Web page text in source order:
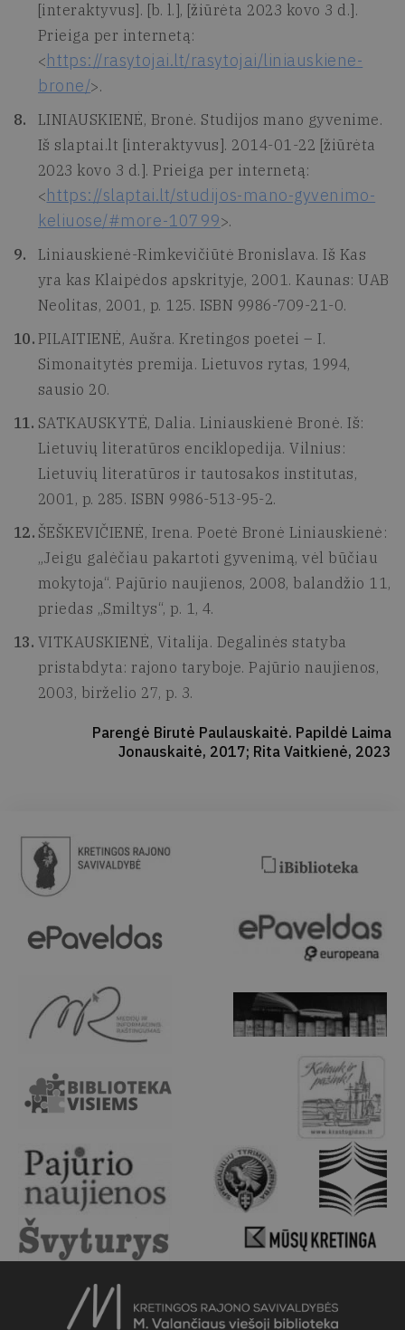
[interaktyvus]. [b. l.], [žiūrėta 2023 kovo 3 d.].
Prieiga per internetą:
<https://rasytojai.lt/rasytojai/liniauskiene-
brone/>.
LINIAUSKIENĖ, Bronė. Studijos mano gyvenime.
Iš slaptai.lt [interaktyvus]. 2014-01-22 [žiūrėta
2023 kovo 3 d.]. Prieiga per internetą:
<https://slaptai.lt/studijos-mano-gyvenimo-
keliuose/#more-10799>.
Liniauskienė-Rimkevičiūtė Bronislava. Iš Kas
yra kas Klaipėdos apskrityje, 2001. Kaunas: UAB
Neolitas, 2001, p. 125. ISBN 9986-709-21-0.
PILAITIENĖ, Aušra. Kretingos poetei – I.
Simonaitytės premija. Lietuvos rytas, 1994,
sausio 20.
SATKAUSKYTĖ, Dalia. Liniauskienė Bronė. Iš:
Lietuvių literatūros enciklopedija. Vilnius:
Lietuvių literatūros ir tautosakos institutas,
2001, p. 285. ISBN 9986-513-95-2.
ŠEŠKEVIČIENĖ, Irena. Poetė Bronė Liniauskienė:
„Jeigu galėčiau pakartoti gyvenimą, vėl būčiau
mokytoja“. Pajūrio naujienos, 2008, balandžio 11,
priedas „Smiltys“, p. 1, 4.
VITKAUSKIENĖ, Vitalija. Degalinės statyba
pristabdyta: rajono taryboje. Pajūrio naujienos,
2003, birželio 27, p. 3.
Parengė Birutė Paulauskaitė. Papildė Laima
Jonauskaitė, 2017; Rita Vaitkienė, 2023